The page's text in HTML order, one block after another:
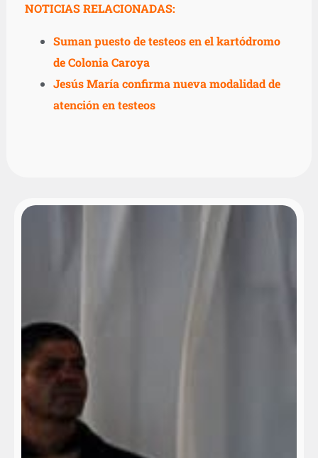
NOTICIAS RELACIONADAS:
Suman puesto de testeos en el kartódromo
de Colonia Caroya
Jesús María confirma nueva modalidad de
atención en testeos